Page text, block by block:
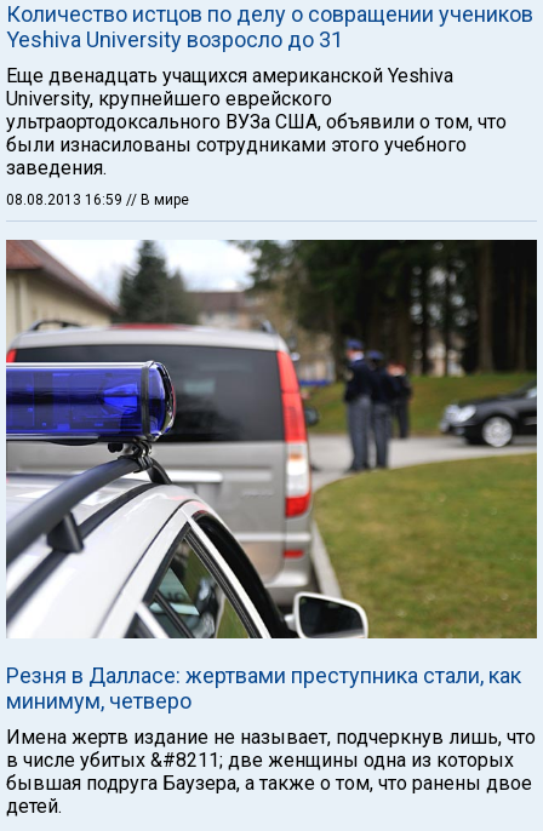
Количество истцов по делу о совращении учеников
Yeshiva University возросло до 31
Еще двенадцать учащихся американской Yeshiva
University, крупнейшего еврейского
ультраортодоксального ВУЗа США, объявили о том, что
были изнасилованы сотрудниками этого учебного
заведения.
08.08.2013 16:59 // В мире
Резня в Далласе: жертвами преступника стали, как
минимум, четверо
Имена жертв издание не называет, подчеркнув лишь, что
в числе убитых &#8211; две женщины одна из которых
бывшая подруга Баузера, а также о том, что ранены двое
детей.